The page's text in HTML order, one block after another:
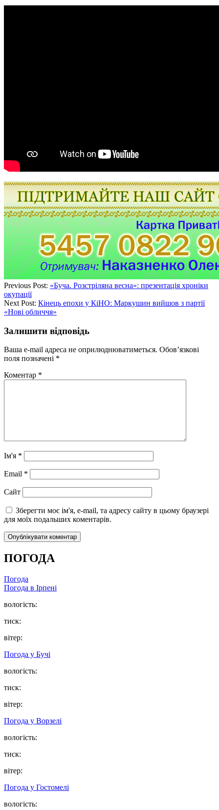
Previous Post: «Буча. Розстріляна весна»: презентація хроніки
окупації
Next Post: Кінець епохи у КіНО: Маркушин вийшов з партії
«Нові обличчя»
Залишити відповідь
Ваша e-mail адреса не оприлюднюватиметься. Обов’язкові
поля позначені *
Коментар *
Ім'я *
Email *
Сайт
Зберегти моє ім'я, e-mail, та адресу сайту в цьому браузері
для моїх подальших коментарів.
ПОГОДА
Погода
Погода в Ірпені
вологість:
тиск:
вітер:
Погода у Бучі
вологість:
тиск:
вітер:
Погода у Ворзелі
вологість:
тиск:
вітер:
Погода у Гостомелі
вологість: